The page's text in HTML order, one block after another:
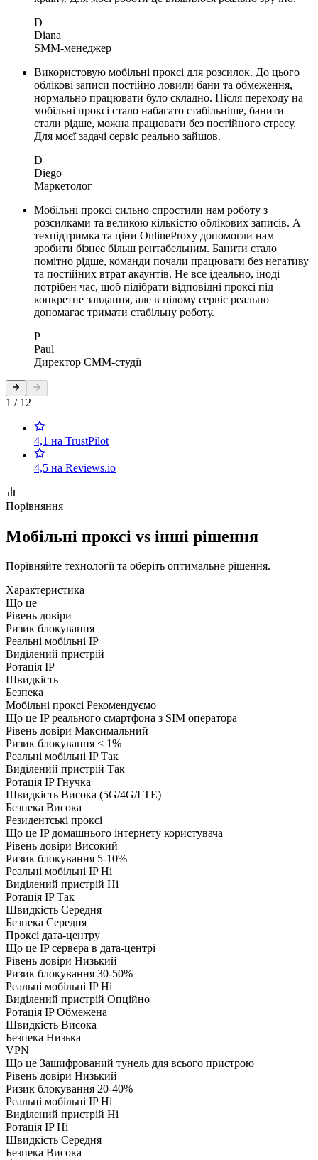
D
Diana
SMM-менеджер
Використовую мобільні проксі для розсилок. До цього
облікові записи постійно ловили бани та обмеження,
нормально працювати було складно. Після переходу на
мобільні проксі стало набагато стабільніше, банити
стали рідше, можна працювати без постійного стресу.
Для моєї задачі сервіс реально зайшов.
D
Diego
Маркетолог
Мобільні проксі сильно спростили нам роботу з
розсилками та великою кількістю облікових записів. А
техпідтримка та ціни OnlineProxy допомогли нам
зробити бізнес більш рентабельним. Банити стало
помітно рідше, команди почали працювати без негативу
та постійних втрат акаунтів. Не все ідеально, іноді
потрібен час, щоб підібрати відповідні проксі під
конкретне завдання, але в цілому сервіс реально
допомагає тримати стабільну роботу.
P
Paul
Директор СММ-студії
1 / 12
4,1 на TrustPilot
4,5 на Reviews.io
Порівняння
Мобільні проксі vs інші рішення
Порівняйте технології та оберіть оптимальне рішення.
Характеристика
Що це
Рівень довіри
Ризик блокування
Реальні мобільні IP
Виділений пристрій
Ротація IP
Швидкість
Безпека
Мобільні проксі Рекомендуємо
Що це IP реального смартфона з SIM оператора
Рівень довіри Максимальний
Ризик блокування < 1%
Реальні мобільні IPТак
Виділений пристрій Так
Ротація IPГнучка
Швидкість Висока (5G/4G/LTE)
Безпека Висока
Резидентські проксі
Що це IP домашнього інтернету користувача
Рівень довіри Високий
Ризик блокування 5-10%
Реальні мобільні IPНі
Виділений пристрій Ні
Ротація IPТак
Швидкість Середня
Безпека Середня
Проксі дата-центру
Що це IP сервера в дата-центрі
Рівень довіри Низький
Ризик блокування 30-50%
Реальні мобільні IPНі
Виділений пристрій Опційно
Ротація IPОбмежена
Швидкість Висока
Безпека Низька
VPN
Що це Зашифрований тунель для всього пристрою
Рівень довіри Низький
Ризик блокування 20-40%
Реальні мобільні IPНі
Виділений пристрій Ні
Ротація IPНі
Швидкість Середня
Безпека Висока